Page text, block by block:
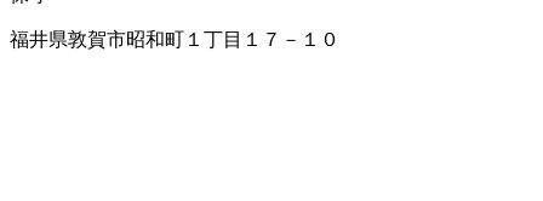
福井県敦賀市昭和町１丁目１７－１０